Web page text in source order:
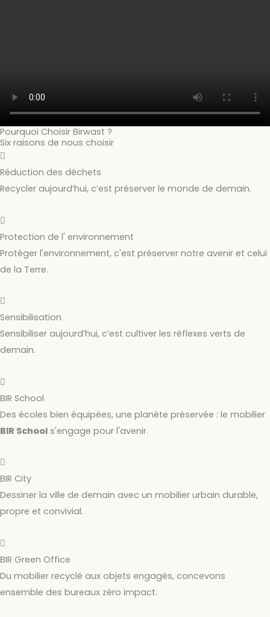
Pourquoi Choisir Birwast ?
Six raisons de nous choisir
Réduction des déchets
Recycler aujourd’hui, c’est préserver le monde de demain.
Protection de l' environnement
Protéger l'environnement, c'est préserver notre avenir et celui
de la Terre.
Sensibilisation
Sensibiliser aujourd’hui, c’est cultiver les réflexes verts de
demain.
BIR School
Des écoles bien équipées, une planète préservée : le mobilier
BIR School s'engage pour l'avenir.
BIR City
Dessiner la ville de demain avec un mobilier urbain durable,
propre et convivial.
BIR Green Office
Du mobilier recyclé aux objets engagés, concevons
ensemble des bureaux zéro impact.